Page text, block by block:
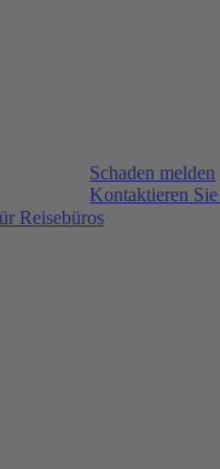
Schaden melden
Kontaktieren
Reisebüros